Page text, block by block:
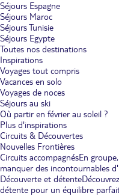
Séjours Espagne
Séjours Maroc
Séjours Tunisie
Séjours Egypte
Toutes nos destinations
Inspirations
Voyages tout compris
Vacances en solo
Voyages de noces
Séjours au ski
Où partir en février au soleil ?
Plus d'inspirations
Circuits & Découvertes
Nouvelles Frontières
Circuits accompagnésEn
manquer des incontournables
Découverte et détente
détente pour un équilibre